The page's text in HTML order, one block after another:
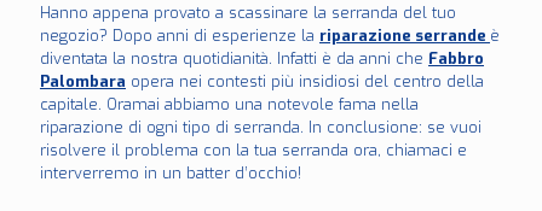
Hanno appena provato a scassinare la serranda del tuo
negozio? Dopo anni di esperienze la riparazione serrande è
diventata la nostra quotidianità. Infatti è da anni che Fabbro
Palombara opera nei contesti più insidiosi del centro della
capitale. Oramai abbiamo una notevole fama nella
riparazione di ogni tipo di serranda. In conclusione: se vuoi
risolvere il problema con la tua serranda ora, chiamaci e
interverremo in un batter d’occhio!